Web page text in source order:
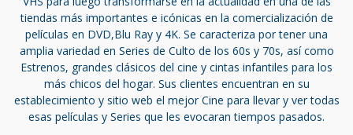
tiendas más importantes e icónicas en la comercialización de
películas en DVD,Blu Ray y 4K. Se caracteriza por tener una
amplia variedad en Series de Culto de los 60s y 70s, así como
Estrenos, grandes clásicos del cine y cintas infantiles para los
más chicos del hogar. Sus clientes encuentran en su
establecimiento y sitio web el mejor Cine para llevar y ver todas
esas películas y Series que les evocaran tiempos pasados.